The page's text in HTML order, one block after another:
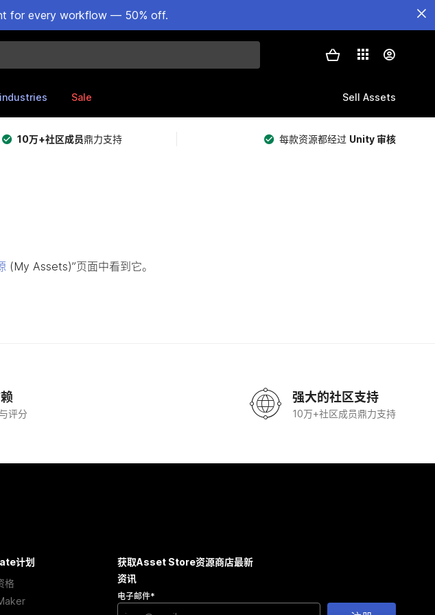
for every workflow — 50% off.
industries Sale Sell Assets
10万+社区成员鼎力支持 每款资源都经过 Unity 审核
(My Assets)”页面中看到它。
评分
强大的社区支持
10万+社区成员鼎力支持
计划
格
获取Asset Store资源商店最新
资讯
电子邮件*